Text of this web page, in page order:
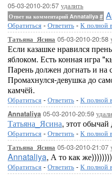
05-03-2010-20:57 удалить
Ответ на комментарий Annataliya #
Обратиться - Ответить - К полной
Татьяна_Ясина 05-03-2010-20:58
Если казашке нравился
яблоком. Есть конная игра
Парень должен догнать и на
Промахнулся-девушка до
камчёй.
Обратиться - Ответить - К полной
Annataliya 05-03-2010-20:59
Татьяна_Ясина, этот
Обратиться - Ответить - К полной
Татьяна_Ясина 05-03-2010-21:07
Annataliya, А то как
Обратиться - Ответить - К полной